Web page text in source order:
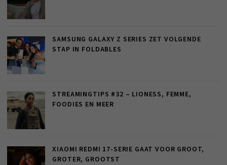
SAMSUNG GALAXY Z SERIES ZET VOLGENDE
STAP IN FOLDABLES
STREAMINGTIPS #32 – LIONESS, FEMME,
FOODIES EN MEER
XIAOMI REDMI 17-SERIE GAAT VOOR GROOT,
GROTER, GROOTST